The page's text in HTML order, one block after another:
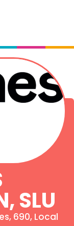
SLU
690, Local